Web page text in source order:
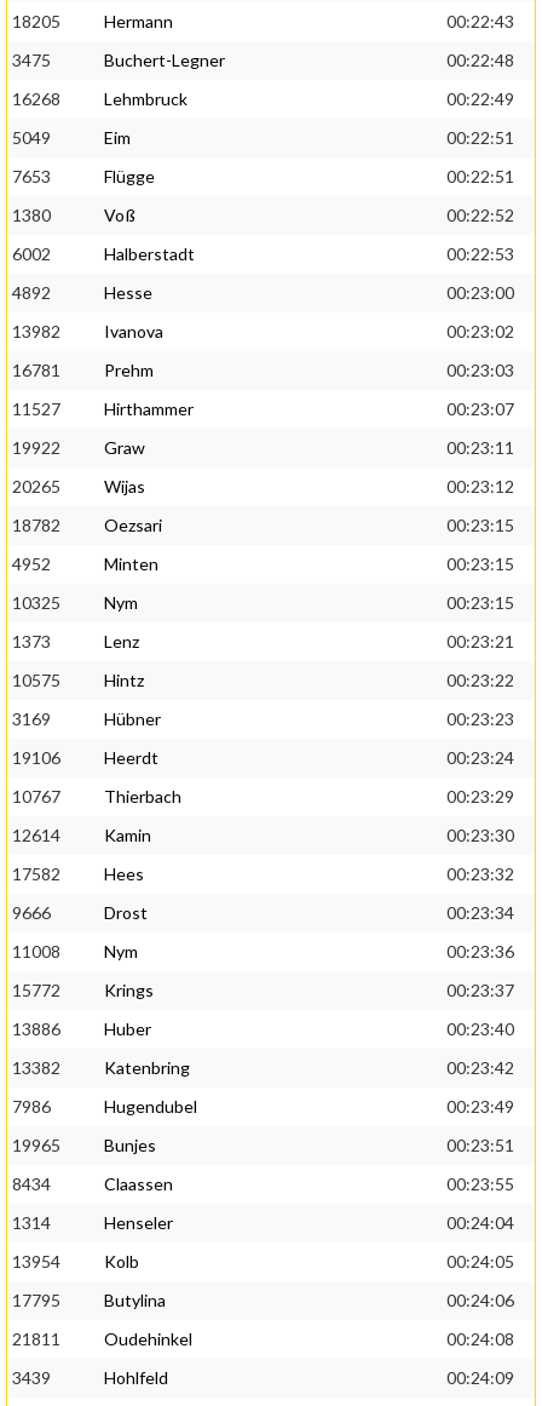
18205
Hermann
00:22:43
3475
Buchert-Legner
00:22:48
16268
Lehmbruck
00:22:49
5049
Eim
00:22:51
7653
Flügge
00:22:51
1380
Voß
00:22:52
6002
Halberstadt
00:22:53
4892
Hesse
00:23:00
13982
Ivanova
00:23:02
16781
Prehm
00:23:03
11527
Hirthammer
00:23:07
19922
Graw
00:23:11
20265
Wijas
00:23:12
18782
Oezsari
00:23:15
4952
Minten
00:23:15
10325
Nym
00:23:15
1373
Lenz
00:23:21
10575
Hintz
00:23:22
3169
Hübner
00:23:23
19106
Heerdt
00:23:24
10767
Thierbach
00:23:29
12614
Kamin
00:23:30
17582
Hees
00:23:32
9666
Drost
00:23:34
11008
Nym
00:23:36
15772
Krings
00:23:37
13886
Huber
00:23:40
13382
Katenbring
00:23:42
7986
Hugendubel
00:23:49
19965
Bunjes
00:23:51
8434
Claassen
00:23:55
1314
Henseler
00:24:04
13954
Kolb
00:24:05
17795
Butylina
00:24:06
21811
Oudehinkel
00:24:08
3439
Hohlfeld 00:24:09